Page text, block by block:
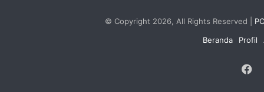
© Copyright 2026, All Rights Reserved |
Beranda
Profil